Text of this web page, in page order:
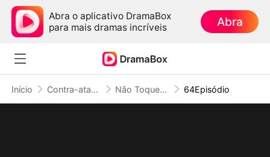
Abra o aplicativo DramaBox
para mais dramas incríveis
Abra
Início Contra-ataque Não Toque na Filha do Rei do Submundo 64Episódio